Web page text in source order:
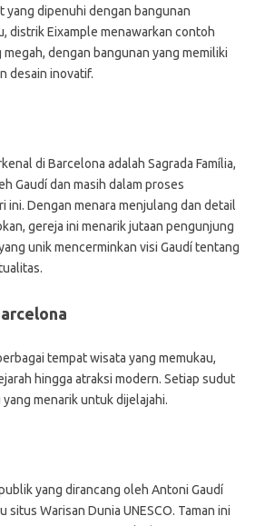
yang dipenuhi dengan bangunan
distrik Eixample menawarkan contoh
dengan bangunan yang memiliki
desain inovatif.
di Barcelona adalah Sagrada Família,
Gaudí dan masih dalam proses
ini. Dengan menara menjulang dan detail
gereja ini menarik jutaan pengunjung
unik mencerminkan visi Gaudí tentang
tempat wisata yang memukau,
hingga atraksi modern. Setiap sudut
menarik untuk dijelajahi.
yang dirancang oleh Antoni Gaudí
situs Warisan Dunia UNESCO. Taman ini